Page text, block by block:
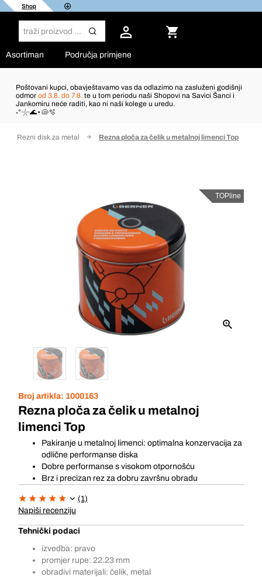
Shop
Asortiman Područja primjene
Poštovani kupci, obavještavamo vas da odlazimo na zasluženi godišnji
odmor od 3.8. do 7.8. te u tom periodu naši Shopovi na Savici Šanci i
Jankomiru neće raditi, kao ni naši kolege u uredu.
˖°𓇼🌊⋆🐚🫧
Rezni disk za metal Rezna ploča za čelik u metalnoj limenci Top
TOPline
Broj artikla: 1000163
Rezna ploča za čelik u metalnoj
limenci Top
Pakiranje u metalnoj limenci: optimalna konzervacija za
odlične performanse diska
Dobre performanse s visokom otpornošću
Brz i precizan rez za dobru završnu obradu
(1)
Napiši recenziju
Tehnički podaci
izvedba: pravo
promjer rupe: 22.23 mm
obradivi materijali: čelik, metal